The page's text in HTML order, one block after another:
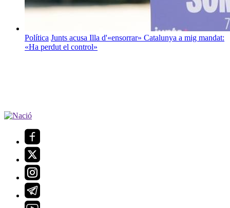
Política Junts acusa Illa d'«ensorrar» Catalunya a mig mandat:
«Ha perdut el control»